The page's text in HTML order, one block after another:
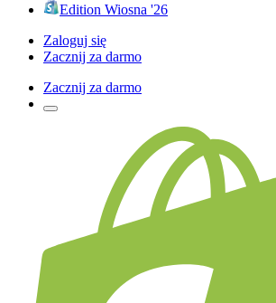
Edition Wiosna '26
Zaloguj się
Zacznij za darmo
Zacznij za darmo